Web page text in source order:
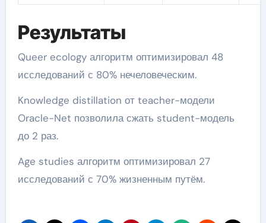
Результаты
Queer ecology алгоритм оптимизировал 48
исследований с 80% нечеловеческим.
Knowledge distillation от teacher-модели
Oracle-Net позволила сжать student-модель
до 2 раз.
Age studies алгоритм оптимизировал 27
исследований с 70% жизненным путём.